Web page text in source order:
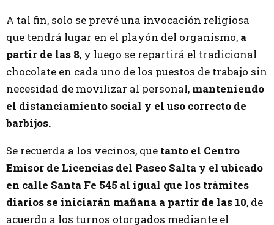
A tal fin, solo se prevé una invocación religiosa
que tendrá lugar en el playón del organismo, a
partir de las 8, y luego se repartirá el tradicional
chocolate en cada uno de los puestos de trabajo sin
necesidad de movilizar al personal, manteniendo
el distanciamiento social y el uso correcto de
barbijos.
Se recuerda a los vecinos, que tanto el Centro
Emisor de Licencias del Paseo Salta y el ubicado
en calle Santa Fe 545 al igual que los trámites
diarios se iniciarán mañana a partir de las 10, de
acuerdo a los turnos otorgados mediante el